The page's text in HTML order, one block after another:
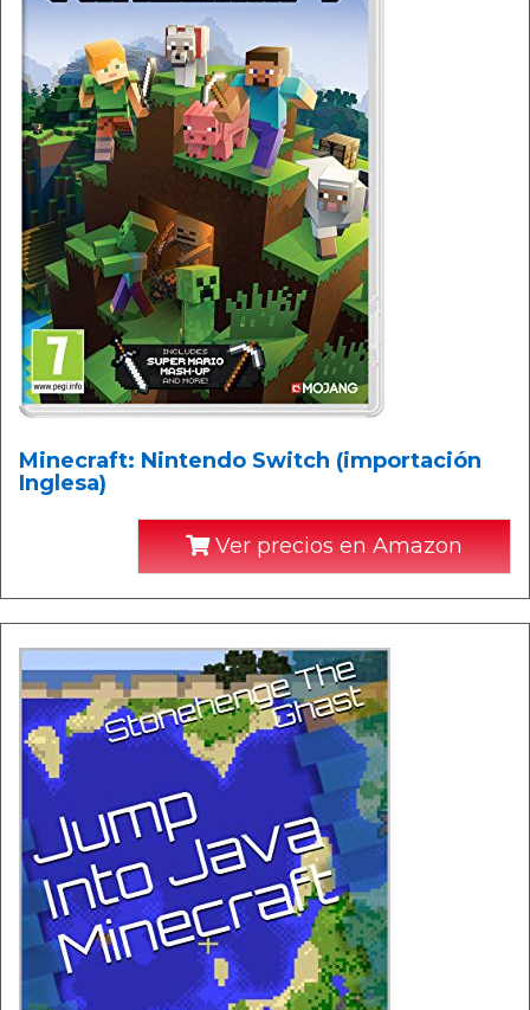
Minecraft: Nintendo Switch (importación
Inglesa)
Ver precios en Amazon